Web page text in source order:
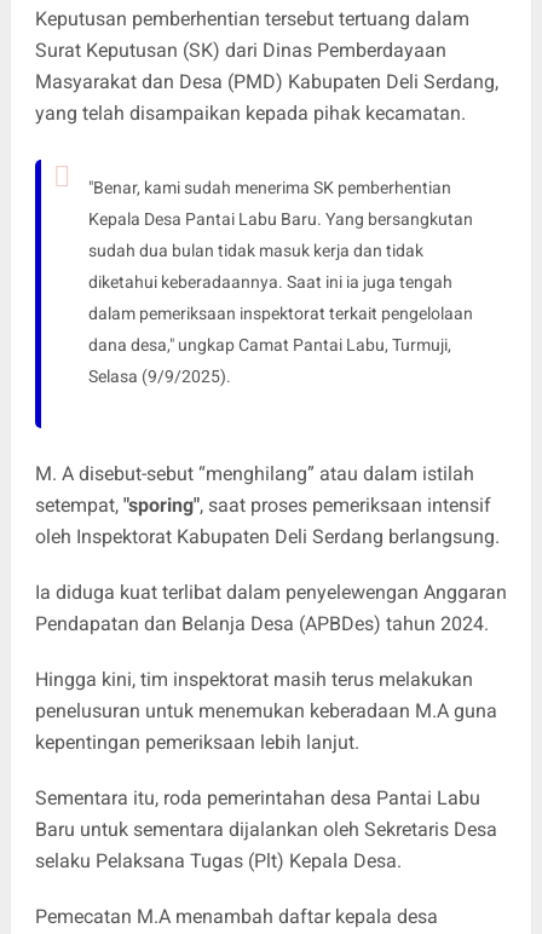
Keputusan pemberhentian tersebut tertuang dalam
Surat Keputusan (SK) dari Dinas Pemberdayaan
Masyarakat dan Desa (PMD) Kabupaten Deli Serdang,
yang telah disampaikan kepada pihak kecamatan.
"Benar, kami sudah menerima SK pemberhentian
Kepala Desa Pantai Labu Baru. Yang bersangkutan
sudah dua bulan tidak masuk kerja dan tidak
diketahui keberadaannya. Saat ini ia juga tengah
dalam pemeriksaan inspektorat terkait pengelolaan
dana desa," ungkap Camat Pantai Labu, Turmuji,
Selasa (9/9/2025).
M. A disebut-sebut “menghilang” atau dalam istilah
setempat, "sporing", saat proses pemeriksaan intensif
oleh Inspektorat Kabupaten Deli Serdang berlangsung.
Ia diduga kuat terlibat dalam penyelewengan Anggaran
Pendapatan dan Belanja Desa (APBDes) tahun 2024.
Hingga kini, tim inspektorat masih terus melakukan
penelusuran untuk menemukan keberadaan M.A guna
kepentingan pemeriksaan lebih lanjut.
Sementara itu, roda pemerintahan desa Pantai Labu
Baru untuk sementara dijalankan oleh Sekretaris Desa
selaku Pelaksana Tugas (Plt) Kepala Desa.
Pemecatan M.A menambah daftar kepala desa